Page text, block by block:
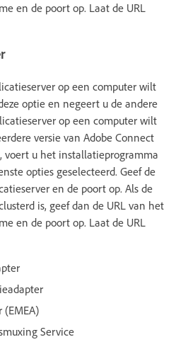
en de poort op. Laat de URL
op een computer wilt
optie en negeert u de andere
op een computer wilt
versie van Adobe Connect
voert u het installatieprogramma
opties geselecteerd. Geef de
en de poort op. Als de
is, geef dan de URL van het
en de poort op. Laat de URL
Service